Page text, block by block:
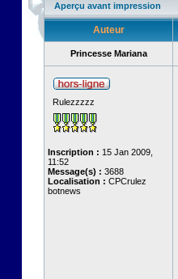
Aperçu avant impression
Auteur
Princesse Mariana
Rulezzzzz
Inscription : 15 Jan 2009,
11:52
Message(s) : 3688
Localisation : CPCrulez
botnews